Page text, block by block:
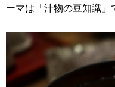
ーマは「汁物の豆知識」